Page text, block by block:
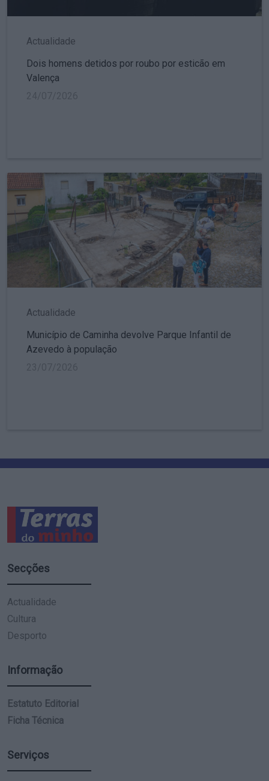
Actualidade
Dois homens detidos por roubo por esticão em
Valença
Actualidade
Município de Caminha devolve Parque Infantil de
Azevedo à população
Secções
Actualidade
Cultura
Desporto
Informação
Estatuto Editorial
Ficha Técnica
Serviços